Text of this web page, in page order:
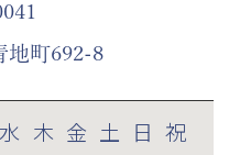
地町692-8
水 木 金 土 日 祝